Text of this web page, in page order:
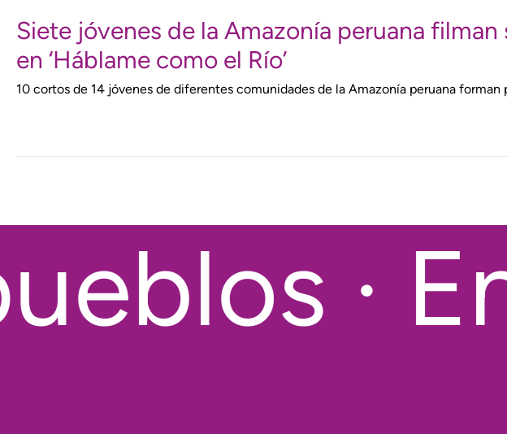
Siete jóvenes de la Amazonía peruana
en ‘Háblame como el Río’
10 cortos de 14 jóvenes de diferentes comunidades de la Amazonía peruana
·